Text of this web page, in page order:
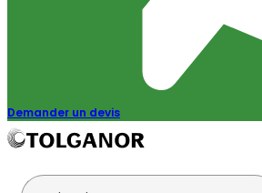
Demander un devis